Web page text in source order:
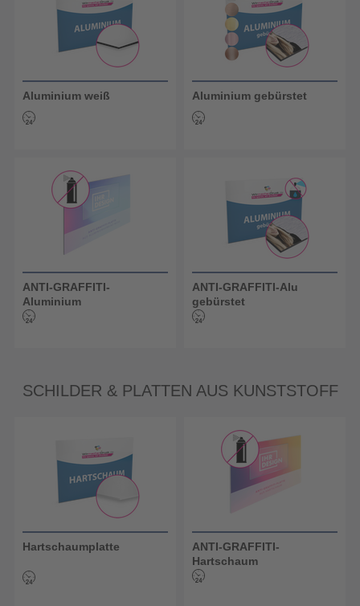
Aluminium weiß Aluminium gebürstet
ANTI-GRAFFITI-
Aluminium
ANTI-GRAFFITI-Alu
gebürstet
SCHILDER & PLATTEN AUS KUNSTSTOFF
Hartschaumplatte
ANTI-GRAFFITI-
Hartschaum